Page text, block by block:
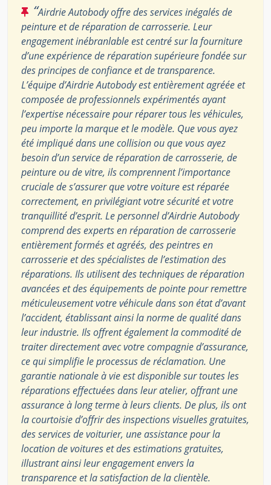
“Airdrie Autobody offre des services inégalés de
peinture et de réparation de carrosserie. Leur
engagement inébranlable est centré sur la fourniture
d’une expérience de réparation supérieure fondée sur
des principes de confiance et de transparence.
L’équipe d’Airdrie Autobody est entièrement agréée et
composée de professionnels expérimentés ayant
l’expertise nécessaire pour réparer tous les véhicules,
peu importe la marque et le modèle. Que vous ayez
été impliqué dans une collision ou que vous ayez
besoin d’un service de réparation de carrosserie, de
peinture ou de vitre, ils comprennent l’importance
cruciale de s’assurer que votre voiture est réparée
correctement, en privilégiant votre sécurité et votre
tranquillité d’esprit. Le personnel d’Airdrie Autobody
comprend des experts en réparation de carrosserie
entièrement formés et agréés, des peintres en
carrosserie et des spécialistes de l’estimation des
réparations. Ils utilisent des techniques de réparation
avancées et des équipements de pointe pour remettre
méticuleusement votre véhicule dans son état d’avant
l’accident, établissant ainsi la norme de qualité dans
leur industrie. Ils offrent également la commodité de
traiter directement avec votre compagnie d’assurance,
ce qui simplifie le processus de réclamation. Une
garantie nationale à vie est disponible sur toutes les
réparations effectuées dans leur atelier, offrant une
assurance à long terme à leurs clients. De plus, ils ont
la courtoisie d’offrir des inspections visuelles gratuites,
des services de voiturier, une assistance pour la
location de voitures et des estimations gratuites,
illustrant ainsi leur engagement envers la
transparence et la satisfaction de la clientèle.